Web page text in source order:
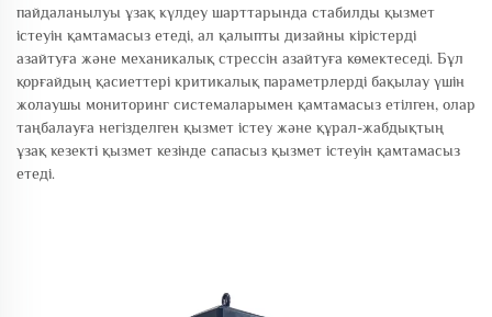
пайдаланылуы ұзақ күлдеу шарттарында стабилды қызмет
істеуін қамтамасыз етеді, ал қалыпты дизайны кірістерді
азайтуға және механикалық стрессін азайтуға көмектеседі. Бұл
қорғайдың қасиеттері критикалық параметрлерді бақылау үшін
жолаушы мониторинг системаларымен қамтамасыз етілген, олар
таңбалауға негізделген қызмет істеу және құрал-жабдықтың
ұзақ кезекті қызмет кезінде сапасыз қызмет істеуін қамтамасыз
етеді.